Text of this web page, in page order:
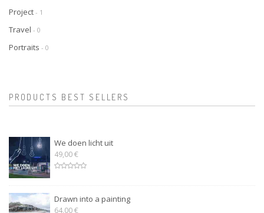
Project - 1
Travel - 0
Portraits - 0
PRODUCTS BEST SELLERS
We doen licht uit
49,00 €
Drawn into a painting
64,00 €